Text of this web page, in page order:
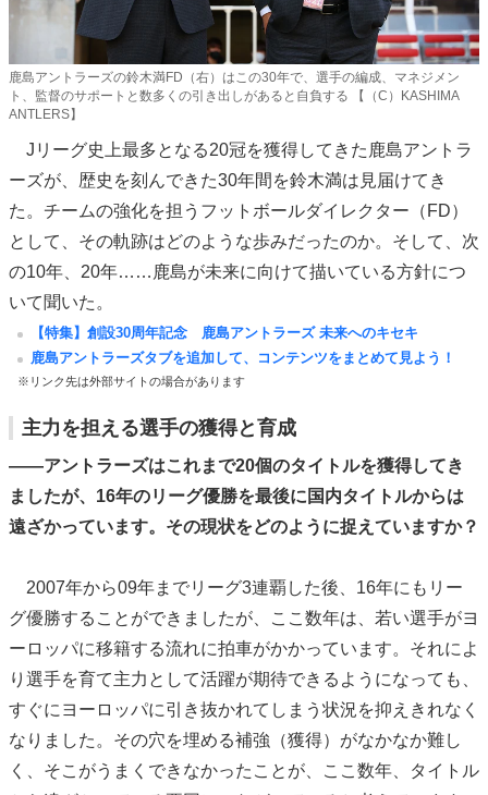
鹿島アントラーズの鈴木満FD（右）はこの30年で、選手の編成、マネジメン
ト、監督のサポートと数多くの引き出しがあると自負する 【（C）KASHIMA
ANTLERS】
Jリーグ史上最多となる20冠を獲得してきた鹿島アントラ
ーズが、歴史を刻んできた30年間を鈴木満は見届けてき
た。チームの強化を担うフットボールダイレクター（FD）
として、その軌跡はどのような歩みだったのか。そして、次
の10年、20年……鹿島が未来に向けて描いている方針につ
いて聞いた。
【特集】創設30周年記念 鹿島アントラーズ 未来へのキセキ
鹿島アントラーズタブを追加して、コンテンツをまとめて見よう！
※リンク先は外部サイトの場合があります
主力を担える選手の獲得と育成
――アントラーズはこれまで20個のタイトルを獲得してき
ましたが、16年のリーグ優勝を最後に国内タイトルからは
遠ざかっています。その現状をどのように捉えていますか？
2007年から09年までリーグ3連覇した後、16年にもリー
グ優勝することができましたが、ここ数年は、若い選手がヨ
ーロッパに移籍する流れに拍車がかかっています。それによ
り選手を育て主力として活躍が期待できるようになっても、
すぐにヨーロッパに引き抜かれてしまう状況を抑えきれなく
なりました。その穴を埋める補強（獲得）がなかなか難し
く、そこがうまくできなかったことが、ここ数年、タイトル